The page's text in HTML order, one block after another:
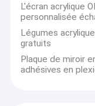
L'écran acrylique
personnalisée
Légumes
gratuits
Plaque de miroir
adhésives en